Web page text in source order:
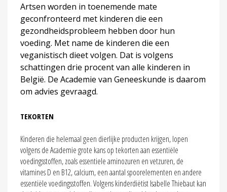
Artsen worden in toenemende mate
geconfronteerd met kinderen die een
gezondheidsprobleem hebben door hun
voeding. Met name de kinderen die een
veganistisch dieet volgen. Dat is volgens
schattingen drie procent van alle kinderen in
België. De Academie van Geneeskunde is daarom
om advies gevraagd.
TEKORTEN
Kinderen die helemaal geen dierlijke producten krijgen, lopen
volgens de Academie grote kans op tekorten aan essentiële
voedingsstoffen, zoals essentiele aminozuren en vetzuren, de
vitamines D en B12, calcium, een aantal spoorelementen en andere
essentiële voedingsstoffen. Volgens kinderdiëtist Isabelle Thiebaut kan